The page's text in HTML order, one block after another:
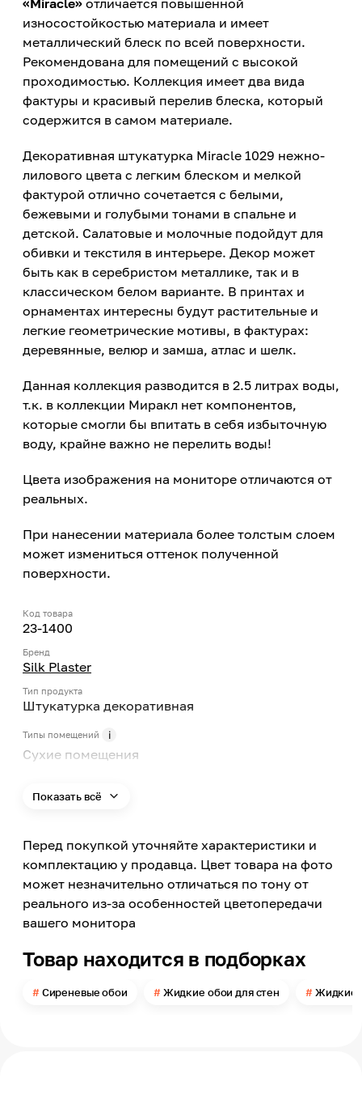
«Miracle» отличается повышенной
износостойкостью материала и имеет
металлический блеск по всей поверхности.
Рекомендована для помещений с высокой
проходимостью. Коллекция имеет два вида
фактуры и красивый перелив блеска, который
содержится в самом материале.
Декоративная штукатурка Miracle 1029 нежно-
лилового цвета с легким блеском и мелкой
фактурой отлично сочетается с белыми,
бежевыми и голубыми тонами в спальне и
детской. Салатовые и молочные подойдут для
обивки и текстиля в интерьере. Декор может
быть как в серебристом металлике, так и в
классическом белом варианте. В принтах и
орнаментах интересны будут растительные и
легкие геометрические мотивы, в фактурах:
деревянные, велюр и замша, атлас и шелк.
Данная коллекция разводится в 2.5 литрах воды,
т.к. в коллекции Миракл нет компонентов,
которые смогли бы впитать в себя избыточную
воду, крайне важно не перелить воды!
Цвета изображения на мониторе отличаются от
реальных.
При нанесении материала более толстым слоем
может измениться оттенок полученной
поверхности.
Код товара
23-1400
Бренд
Silk Plaster
Тип продукта
Штукатурка декоративная
Типы помещений
Сухие помещения
Стена, Потолок
Цвет заявленный производителем
Нежно-лиловый
1029
Мелкий рельеф
Можно мыть
Нет
Показать всё
Перед покупкой уточняйте характеристики и
комплектацию у продавца. Цвет товара на фото
может незначительно отличаться по тону от
реального из-за особенностей цветопередачи
вашего монитора
Товар находится в подборках
Сиреневые обои Жидкие обои для стен Жидкие